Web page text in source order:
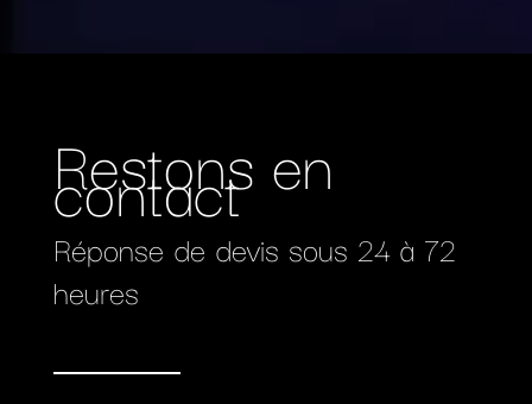
Restons en
contact
Réponse de devis sous 24 à 72
heures